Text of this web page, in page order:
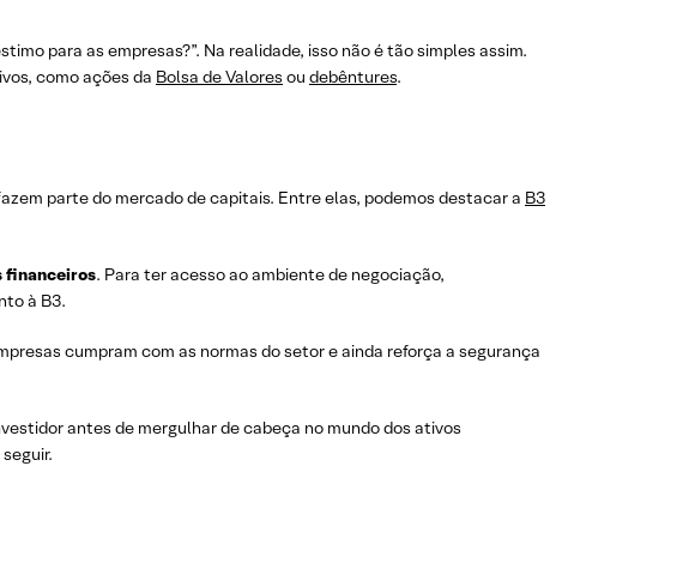
para as empresas?”. Na realidade, isso não é tão simples assim.
como ações da Bolsa de Valores ou debêntures.
parte do mercado de capitais. Entre elas, podemos destacar a B3
financeiros. Para ter acesso ao ambiente de negociação,
à B3.
cumpram com as normas do setor e ainda reforça a segurança
antes de mergulhar de cabeça no mundo dos ativos